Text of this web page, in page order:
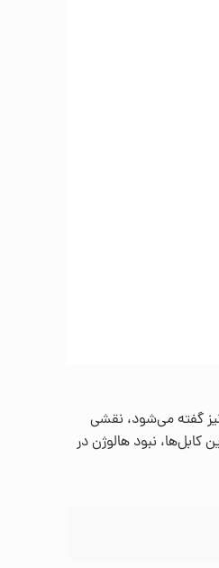
گفته می‌شود، نقشی
مزیت‌های مهم گروهی از این کابل‌ها، نبود هالوژن در